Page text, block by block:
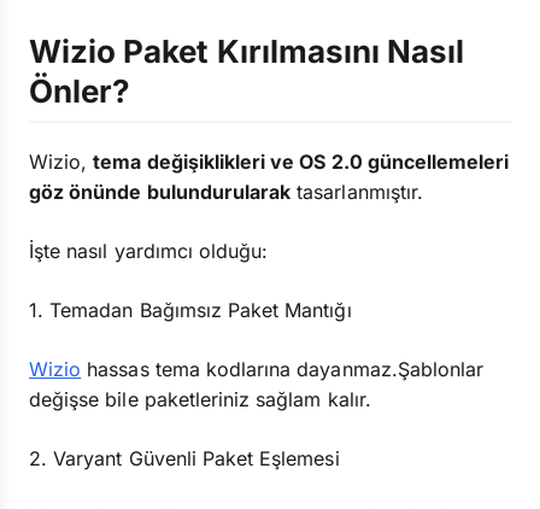
Wizio Paket Kırılmasını Nasıl
Önler?
Wizio,tema değişiklikleri ve OS 2.0 güncellemeleri
göz önünde bulundurularak tasarlanmıştır.
İşte nasıl yardımcı olduğu:
1. Temadan Bağımsız Paket Mantığı
Wizio hassas tema kodlarına dayanmaz.Şablonlar
değişse bile paketleriniz sağlam kalır.
2. Varyant Güvenli Paket Eşlemesi